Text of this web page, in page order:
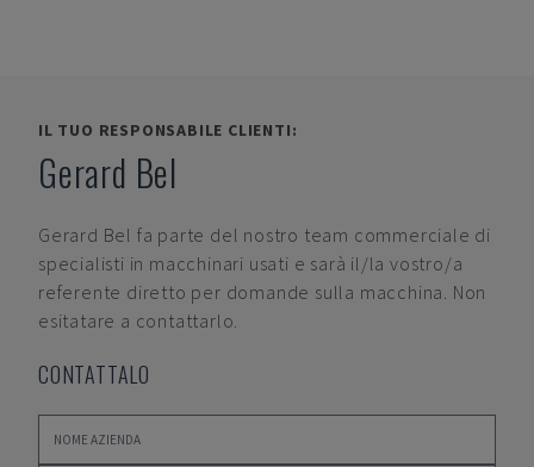
IL TUO RESPONSABILE CLIENTI:
Gerard Bel
Gerard Bel fa parte del nostro team commerciale di
specialisti in macchinari usati e sarà il/la vostro/a
referente diretto per domande sulla macchina. Non
esitatare a contattarlo.
CONTATTALO